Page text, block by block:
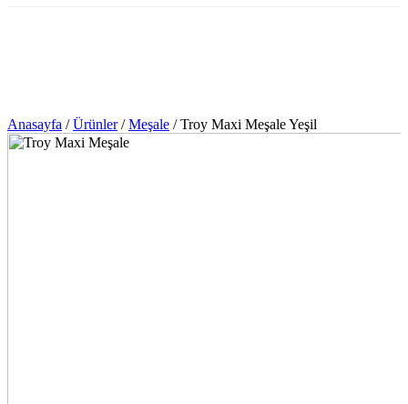
Anasayfa / Ürünler / Meşale / Troy Maxi Meşale Yeşil